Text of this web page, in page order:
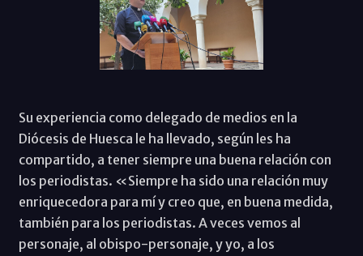
Su experiencia como delegado de medios en la
Diócesis de Huesca le ha llevado, según les ha
compartido, a tener siempre una buena relación con
los periodistas. «Siempre ha sido una relación muy
enriquecedora para mí y creo que, en buena medida,
también para los periodistas. A veces vemos al
personaje, al obispo-personaje, y yo, a los